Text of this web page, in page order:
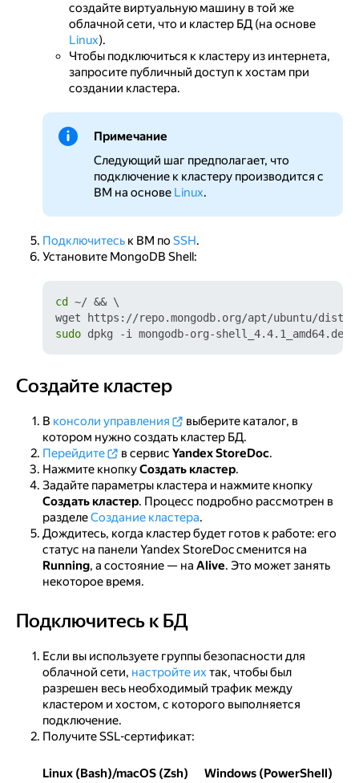
создайте виртуальную машину в той же
облачной сети, что и кластер БД (на основе
Linux).
Чтобы подключиться к кластеру из интернета,
запросите публичный доступ к хостам при
создании кластера.
Примечание
Следующий шаг предполагает, что
подключение к кластеру производится с
ВМ на основе Linux.
Подключитесь к ВМ по SSH.
Установите MongoDB Shell:
cd ~/ && \
sudo
Создайте кластер
Создайте кластер
В консоли управления
выберите каталог, в
котором нужно создать кластер БД.
Перейдите
в сервис Yandex StoreDoc.
Нажмите кнопкуСоздать кластер.
Задайте параметры кластера и нажмите кнопку
Создать кластер. Процесс подробно рассмотрен в
разделеСоздание кластера.
Дождитесь, когда кластер будет готов к работе: его
статус на панели Yandex StoreDoc сменится на
Running, а состояние — на Alive. Это может занять
некоторое время.
Подключитесь к БД
Подключитесь к БД
Если вы используете группы безопасности для
облачной сети, настройте их так, чтобы был
разрешен весь необходимый трафик между
кластером и хостом, с которого выполняется
подключение.
Получите SSL-сертификат:
Linux (Bash)/macOS (Zsh) Windows (PowerShell)